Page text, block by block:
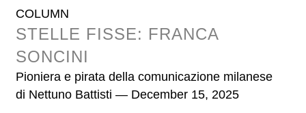
COLUMN
STELLE FISSE: FRANCA
SONCINI
Pioniera e pirata della comunicazione milanese
di Nettuno Battisti — December 15, 2025